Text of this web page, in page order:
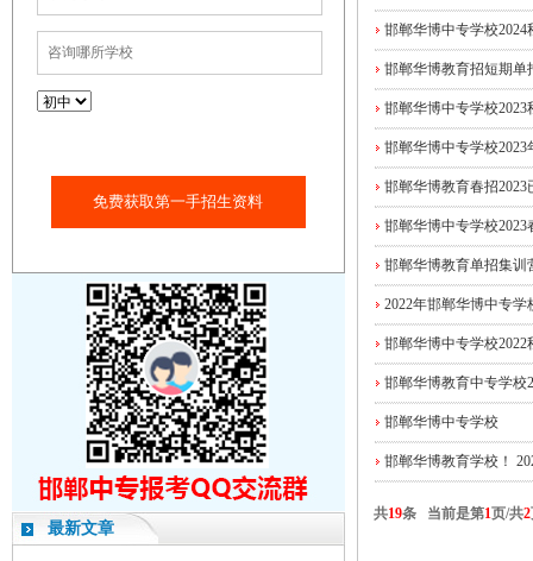
免费获取第一手招生资料
最新文章
邯郸华博中专学校2024
邯郸华博教育招短期单
邯郸华博中专学校
邯郸华博中专学校
邯郸华博教育春招2023
邯郸华博中专学校
邯郸华博教育单招集训
2022年邯郸华博中专学
邯郸华博中专学校2022
邯郸华博教育中专学校
邯郸华博中专学校
邯郸华博教育学校！
共19条 当前是第1页/共2